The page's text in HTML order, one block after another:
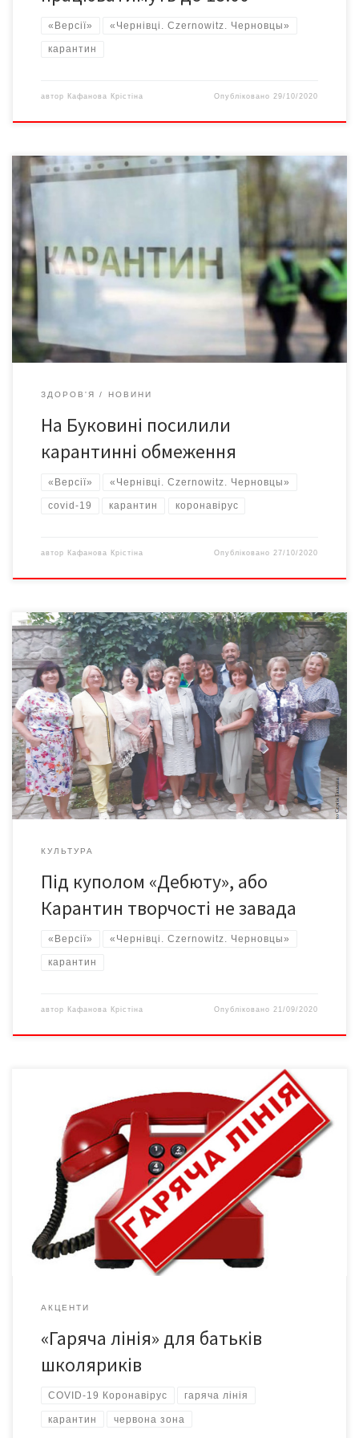
«Версії» «Чернівці. Czernowitz. Черновцы»
карантин
автор Кафанова Крістіна Опубліковано29/10/2020
У Кіцманському, Хотинському, Кельменецькому районах, а
також у містах Чернівці та Новодністорвськ, які зараз
перебувають у “червоній зоні” карантину, обмежать роботу
закладів громадського харчування. Відповідне рішення під час
свого засідання ухвалила обласна комісія з питань техногенно-
екологічної безпеки та надзвичайних ситуацій, повідомляє
пресслужба Чернівецької ОДА. Так, із вівторка, 27 жовтня,
ресторани, кафе та […]
ЗДОРОВ'Я НОВИНИ
На Буковині посилили
карантинні обмеження
«Версії» «Чернівці. Czernowitz. Черновцы»
covid-19 карантин коронавірус
автор Кафанова Крістіна Опубліковано27/10/2020
Ця подія – найкраще, що трапилося зі мною за весь тривожний
карантинний час. Припускаю, що так скажуть і інші учасники
«виїзного» засідання клубу «Дебют – Читання», що п’ять років
тому народився під дахом обласної наукової бібліотеки ім.
Михайла Івасюка. Адже цей клуб для багатьох став своєрідною
відрадою. І справа навіть […]
КУЛЬТУРА
Під куполом «Дебюту», або
Карантин творчості не завада
«Версії» «Чернівці. Czernowitz. Черновцы»
карантин
автор Кафанова Крістіна Опубліковано21/09/2020
(0372) 55-18-16 ( 9:00 – 18:00) або 050-552-02-25 (відповідає
вряди-годи) Репліка для губернатора Як організувати
дистанційне навчання для своєї дитини й забезпечити його
якість – це те, що найбільше хвилює нині батьків буковинських
учнів. На допомогу їм в області запрацювала «гаряча лінія». А
точніше, йдеться про телефон у шкільному відділі […]
АКЦЕНТИ
«Гаряча лінія» для батьків
школяриків
COVID-19 Коронавірус гаряча лінія
карантин червона зона